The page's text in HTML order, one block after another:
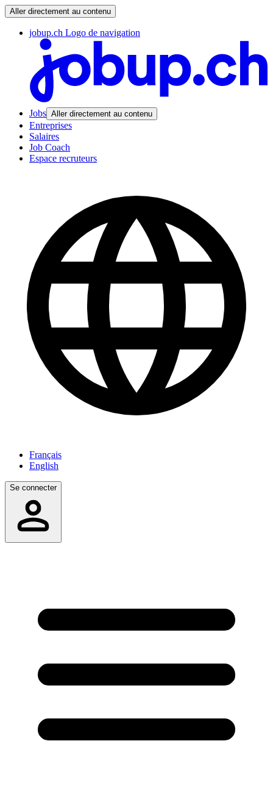
Aller directement au contenu
jobup.ch Logo de navigation
Jobs Aller directement au contenu
Entreprises
Salaires
Job Coach
Espace recruteurs
Français
English
Se connecter